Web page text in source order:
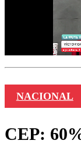
NACIONAL
CEP: